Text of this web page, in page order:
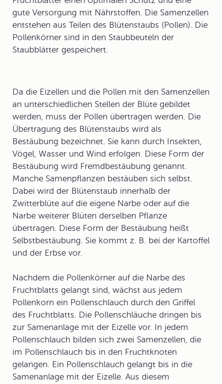
gute Versorgung mit Nährstoffen. Die Samenzellen
entstehen aus Teilen des Blütenstaubs (Pollen). Die
Pollenkörner sind in den Staubbeuteln der
Staubblätter gespeichert.
Da die Eizellen und die Pollen mit den Samenzellen
an unterschiedlichen Stellen der Blüte gebildet
werden, muss der Pollen übertragen werden. Die
Übertragung des Blütenstaubs wird als
Bestäubung bezeichnet. Sie kann durch Insekten,
Vögel, Wasser und Wind erfolgen. Diese Form der
Bestäubung wird Fremdbestäubung genannt.
Manche Samenpflanzen bestäuben sich selbst.
Dabei wird der Blütenstaub innerhalb der
Zwitterblüte auf die eigene Narbe oder auf die
Narbe weiterer Blüten derselben Pflanze
übertragen. Diese Form der Bestäubung heißt
Selbstbestäubung. Sie kommt z. B. bei der Kartoffel
und der Erbse vor.
Nachdem die Pollenkörner auf die Narbe des
Fruchtblatts gelangt sind, wächst aus jedem
Pollenkorn ein Pollenschlauch durch den Griffel
des Fruchtblatts. Die Pollenschläuche dringen bis
zur Samenanlage mit der Eizelle vor. In jedem
Pollenschlauch bilden sich zwei Samenzellen, die
im Pollenschlauch bis in den Fruchtknoten
gelangen. Ein Pollenschlauch gelangt bis in die
Samenanlage mit der Eizelle. Aus diesem